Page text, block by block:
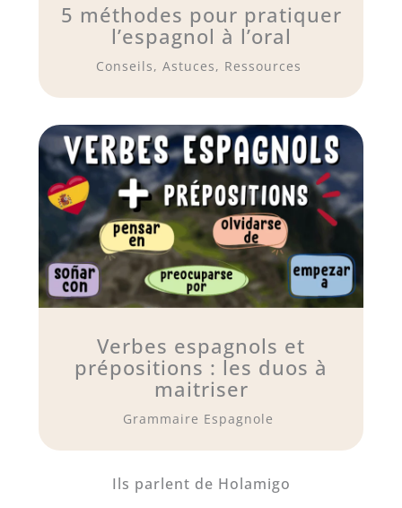
5 méthodes pour pratiquer
l’espagnol à l’oral
Conseils, Astuces, Ressources
Verbes espagnols et
prépositions : les duos à
maitriser
Grammaire Espagnole
Ils parlent de Holamigo